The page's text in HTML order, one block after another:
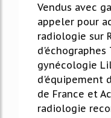
Vendus avec
appeler pour
radiologie sur
d'échographes
gynécologie
d'équipement
de France et
radiologie